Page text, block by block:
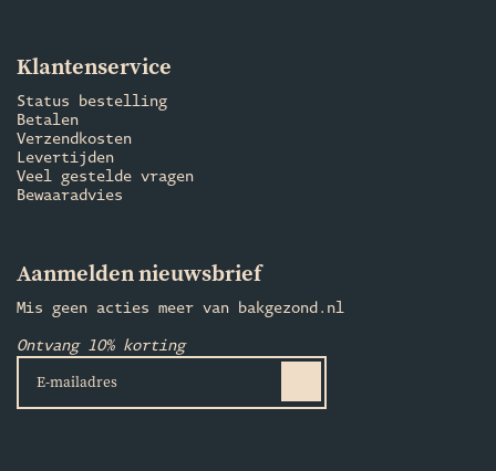
Klantenservice
Status bestelling
Betalen
Verzendkosten
Levertijden
Veel gestelde vragen
Bewaaradvies
Aanmelden nieuwsbrief
Mis geen acties meer van bakgezond.nl
Ontvang 10% korting